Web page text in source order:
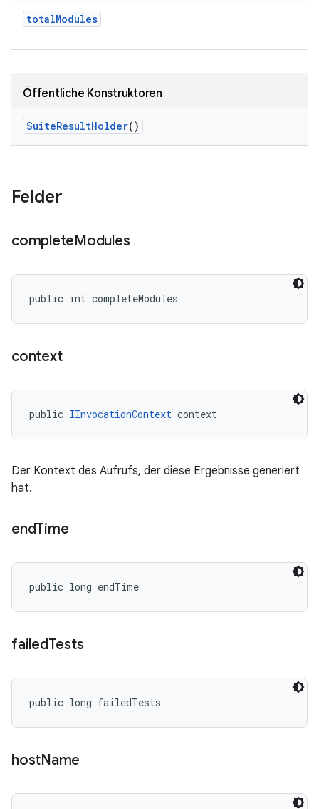
totalModules
Öffentliche Konstruktoren
SuiteResultHolder()
Felder
completeModules
public int completeModules
context
public IInvocationContext context
Der Kontext des Aufrufs, der diese Ergebnisse generiert
hat.
endTime
public long endTime
failedTests
public long failedTests
hostName